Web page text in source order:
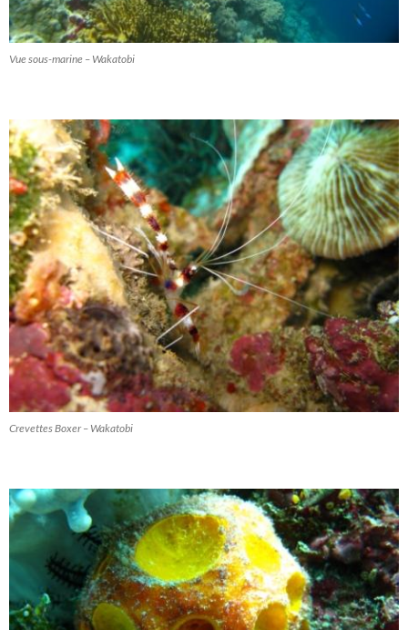
Vue sous-marine – Wakatobi
Crevettes Boxer – Wakatobi